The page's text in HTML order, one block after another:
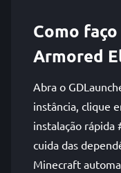
Como
Armored
Abra o
instância, clique
instalação rápida
cuida das
Minecraft